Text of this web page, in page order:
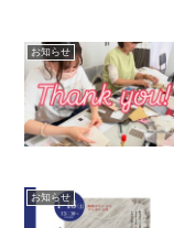
お知らせ
お知らせ